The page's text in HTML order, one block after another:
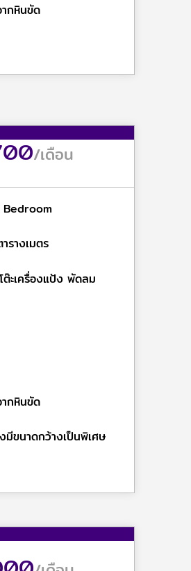
กหินขัด
/เดือน
รางเมตร
ต๊ะเครื่องแป้ง พัดลม
กหินขัด
มีขนาดกว้างเป็นพิเศษ